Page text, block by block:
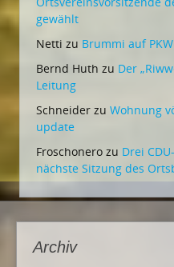
gewählt
Netti zu Brummi auf
Bernd Huth zu Der
Leitung
Schneider zu Wohnung
update
Froschonero zu Drei
nächste Sitzung des
Archiv